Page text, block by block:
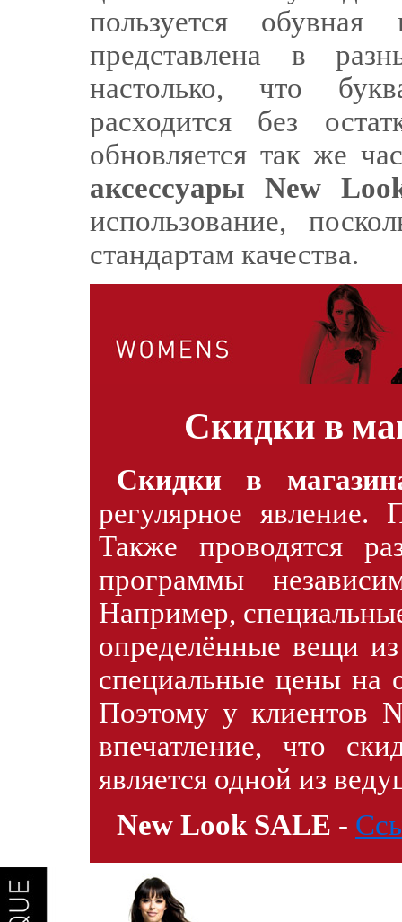
пользуется
представлена в
настолько, что
расходится без
обновляется так же
аксессуары New
использование,
стандартам качества.
Скидки в
Скидки в
регулярное
Также проводятся
программы
Например,
определённые вещи
специальные цены на
Поэтому у клиентов
впечатление, что
является одной из
New Look SALE -